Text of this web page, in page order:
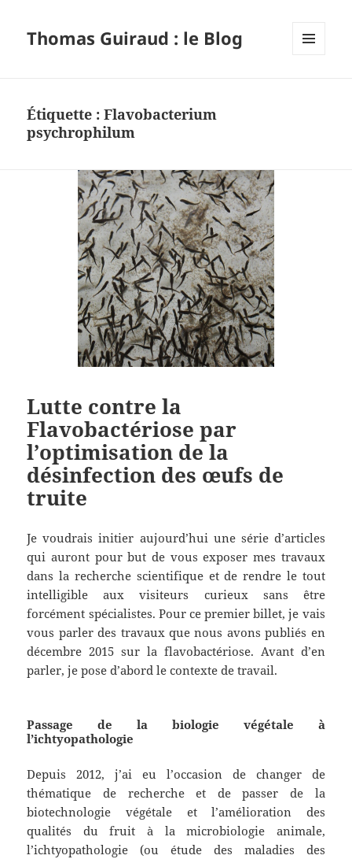
Thomas Guiraud : le Blog
Étiquette :Flavobacterium
psychrophilum
Lutte contre la
Flavobactériose par
l’optimisation de la
désinfection des œufs de
truite
Je voudrais initier aujourd’hui une série d’articles
qui auront pour but de vous exposer mes travaux
dans la recherche scientifique et de rendre le tout
intelligible aux visiteurs curieux sans être
forcément spécialistes. Pour ce premier billet, je vais
vous parler des travaux que nous avons publiés en
décembre 2015 sur la flavobactériose. Avant d’en
parler, je pose d’abord le contexte de travail.
Passage de la biologie végétale à
l’ichtyopathologie
Depuis 2012, j’ai eu l’occasion de changer de
thématique de recherche et de passer de la
biotechnologie végétale et l’amélioration des
qualités du fruit à la microbiologie animale,
l’ichtyopathologie (ou étude des maladies des